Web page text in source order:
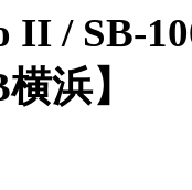
II / SB-
浜】